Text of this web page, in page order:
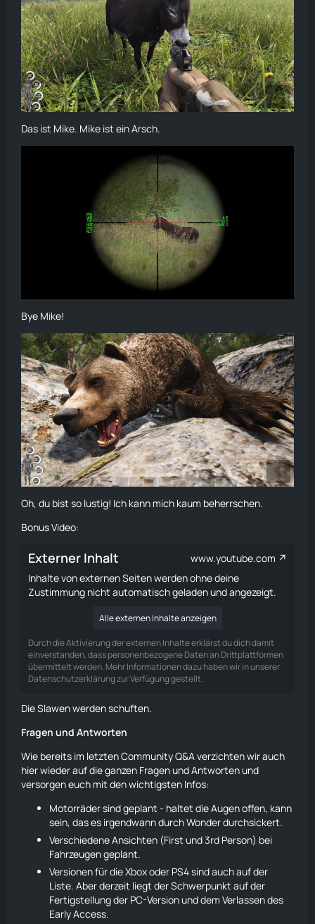
Das ist Mike. Mike ist ein Arsch.
Bye Mike!
Oh, du bist so lustig! Ich kann mich kaum beherrschen.
Bonus Video:
Externer Inhalt
www.youtube.com
Inhalte von externen Seiten werden ohne deine
Zustimmung nicht automatisch geladen und angezeigt.
Alle externen Inhalte anzeigen
Durch die Aktivierung der externen Inhalte erklärst du dich damit
einverstanden, dass personenbezogene Daten an Drittplattformen
übermittelt werden. Mehr Informationen dazu haben wir in unserer
Datenschutzerklärung zur Verfügung gestellt.
Die Slawen werden schuften.
Fragen und Antworten
Wie bereits im letzten Community Q&A verzichten wir auch
hier wieder auf die ganzen Fragen und Antworten und
versorgen euch mit den wichtigsten Infos:
Motorräder sind geplant - haltet die Augen offen, kann
sein, das es irgendwann durch Wonder durchsickert.
Verschiedene Ansichten (First und 3rd Person) bei
Fahrzeugen geplant.
Versionen für die Xbox oder PS4 sind auch auf der
Liste. Aber derzeit liegt der Schwerpunkt auf der
Fertigstellung der PC-Version und dem Verlassen des
Early Access.